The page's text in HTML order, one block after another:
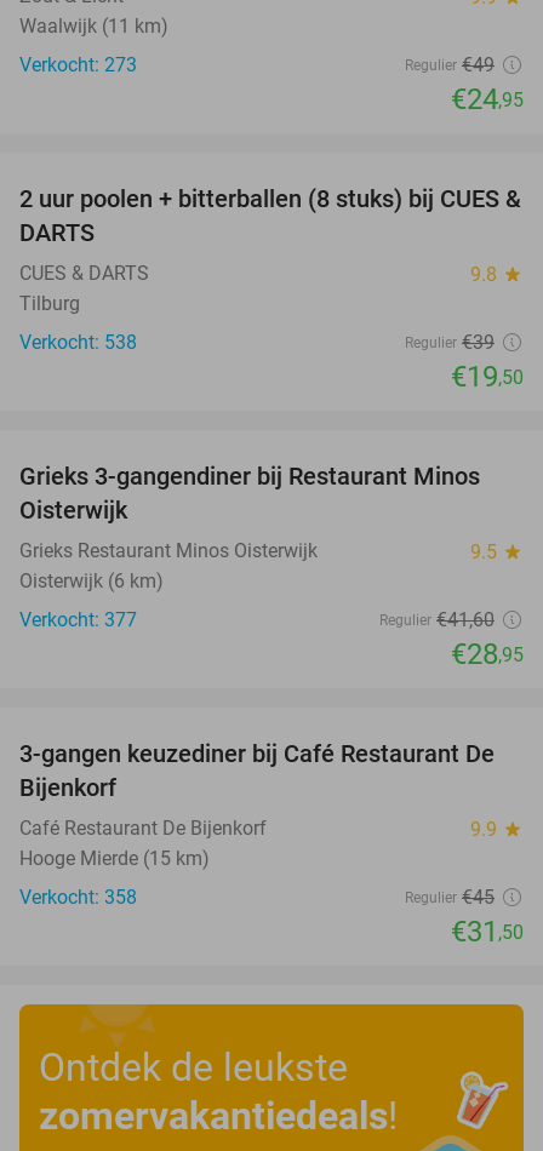
Waalwijk (11 km)
Verkocht: 273
Regulier €49
€24,95
50%
2 uur poolen + bitterballen (8 stuks) bij CUES &
DARTS
CUES & DARTS 9.8 star
Tilburg
Verkocht: 538
Regulier €39
€19,50
30%
Grieks 3-gangendiner bij Restaurant Minos
Oisterwijk
Grieks Restaurant Minos Oisterwijk 9.5 star
Oisterwijk (6 km)
Verkocht: 377
Regulier €41,60
€28,95
30%
3-gangen keuzediner bij Café Restaurant De
Bijenkorf
Café Restaurant De Bijenkorf 9.9 star
Hooge Mierde (15 km)
Verkocht: 358
Regulier €45
€31 ,50
Ontdek de leukste
zomervakantiedeals!